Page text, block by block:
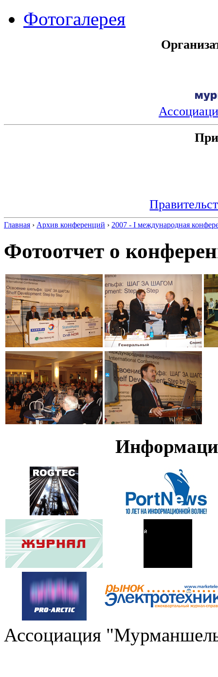
Фотогалерея
Главная › Архив конференций › 2007 - I международная
Фотоотчет о
Ассоциация